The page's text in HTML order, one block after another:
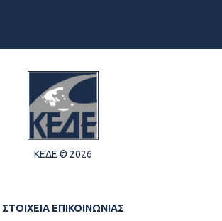
ΚΕΔΕ © 2026
ΣΤΟΙΧΕΙΑ ΕΠΙΚΟΙΝΩΝΙΑΣ